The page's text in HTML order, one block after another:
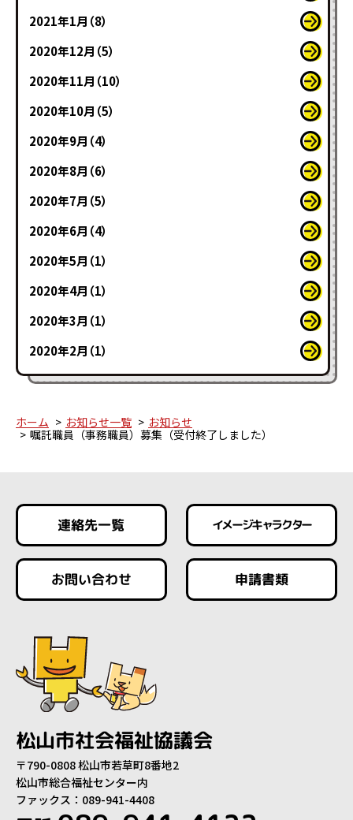
2021年1月（8）
2020年12月（5）
2020年11月（10）
2020年10月（5）
2020年9月（4）
2020年8月（6）
2020年7月（5）
2020年6月（4）
2020年5月（1）
2020年4月（1）
2020年3月（1）
2020年2月（1）
ホーム お知らせ一覧
お知らせ
嘱託職員（事務職員）募集（受付終了しました）
連絡先一覧 イメージキャラクター
お問い合わせ 申請書類
松山市社会福祉協議会
〒790-0808 松山市若草町8番地2
松山市総合福祉センター内
ファックス：089-941-4408